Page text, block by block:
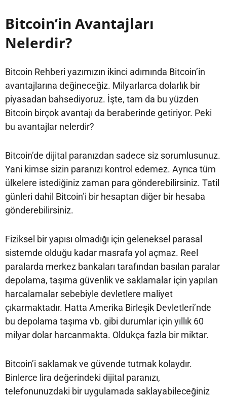
Bitcoin’in Avantajları
Nelerdir?
Bitcoin Rehberi yazımızın ikinci adımında Bitcoin’in
avantajlarına değineceğiz. Milyarlarca dolarlık bir
piyasadan bahsediyoruz. İşte, tam da bu yüzden
Bitcoin birçok avantajı da beraberinde getiriyor. Peki
bu avantajlar nelerdir?
Bitcoin’de dijital paranızdan sadece siz sorumlusunuz.
Yani kimse sizin paranızı kontrol edemez. Ayrıca tüm
ülkelere istediğiniz zaman para gönderebilirsiniz. Tatil
günleri dahil Bitcoin’i bir hesaptan diğer bir hesaba
gönderebilirsiniz.
Fiziksel bir yapısı olmadığı için geleneksel parasal
sistemde olduğu kadar masrafa yol açmaz. Reel
paralarda merkez bankaları tarafından basılan paralar
depolama, taşıma güvenlik ve saklamalar için yapılan
harcalamalar sebebiyle devletlere maliyet
çıkarmaktadır. Hatta Amerika Birleşik Devletleri’nde
bu depolama taşıma vb. gibi durumlar için yıllık 60
milyar dolar harcanmakta. Oldukça fazla bir miktar.
Bitcoin’i saklamak ve güvende tutmak kolaydır.
Binlerce lira değerindeki dijital paranızı,
telefonunuzdaki bir uygulamada saklayabileceğiniz